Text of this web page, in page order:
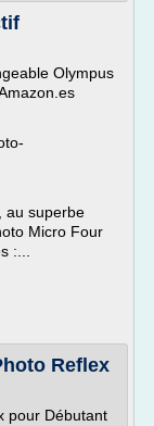
Olympus
au superbe
Micro Four
:...
Reflex
pour Débutant